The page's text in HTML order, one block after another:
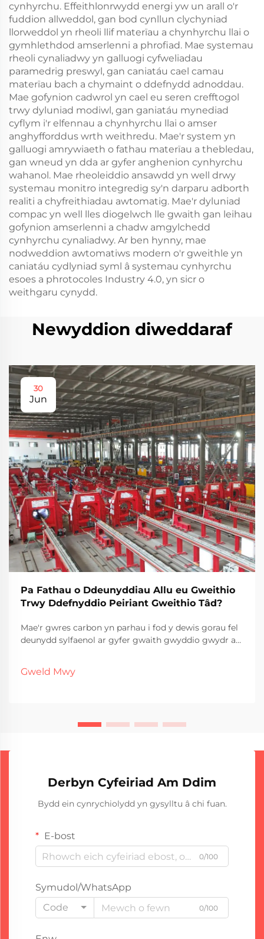
cynhyrchu. Effeithlonrwydd energi yw un arall o'r
fuddion allweddol, gan bod cynllun clychyniad
llorweddol yn rheoli llif materïau a chynhyrchu llai o
gymhlethdod amserlenni a phrofiad. Mae systemau
rheoli cynaliadwy yn galluogi cyfweliadau
paramedrig preswyl, gan caniatáu cael camau
materïau bach a chymaint o ddefnydd adnoddau.
Mae gofynion cadwrol yn cael eu seren crefftogol
trwy dyluniad modiwl, gan ganiatáu mynediad
cyflym i'r elfennau a chynhyrchu llai o amser
anghyfforddus wrth weithredu. Mae'r system yn
galluogi amrywiaeth o fathau materïau a thebledau,
gan wneud yn dda ar gyfer anghenion cynhyrchu
wahanol. Mae rheoleiddio ansawdd yn well drwy
systemau monitro integredig sy'n darparu adborth
realiti a chyfreithiadau awtomatig. Mae'r dyluniad
compac yn well lles diogelwch lle gwaith gan leihau
gofynion amserlenni a chadw amgylchedd
cynhyrchu cynaliadwy. Ar ben hynny, mae
nodweddion awtomatiws modern o'r gweithle yn
caniatáu cydlyniad syml â systemau cynhyrchu
esoes a phrotocoles Industry 4.0, yn sicr o
weithgaru cynydd.
Newyddion diweddaraf
30
Jun
Pa Fathau o Ddeunyddiau Allu eu Gweithio
Trwy Ddefnyddio Peiriant Gweithio Tâd?
Mae'r gwres carbon yn parhau i fod y dewis gorau fel
deunydd sylfaenol ar gyfer gwaith gwyddio gwydr ar
mewn s...
Gweld Mwy
Derbyn Cyfeiriad Am Ddim
Bydd ein cynrychiolydd yn gysylltu â chi fuan.
E-bost
0/100
Symudol/WhatsApp
Code
0/100